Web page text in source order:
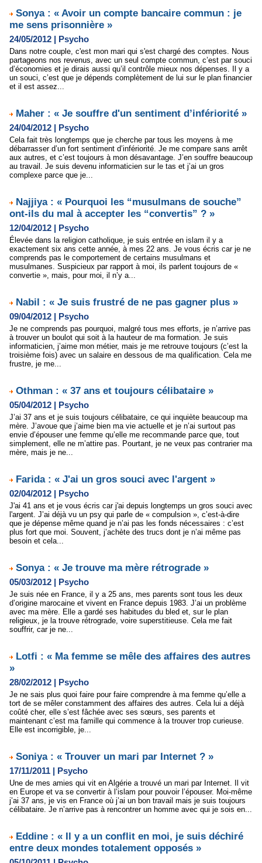
Sonya : « Avoir un compte bancaire commun : je
me sens prisonnière »
24/05/2012 | Psycho
Dans notre couple, c'est mon mari qui s'est chargé des comptes. Nous
partageons nos revenus, avec un seul compte commun, c’est par souci
d’économies et je dirais aussi qu’il contrôle mieux nos dépenses. Il y a
un souci, c’est que je dépends complètement de lui sur le plan financier
et il est assez...
Maher : « Je souffre d'un sentiment d’infériorité »
24/04/2012 | Psycho
Cela fait très longtemps que je cherche par tous les moyens à me
débarrasser d’un fort sentiment d’infériorité. Je me compare sans arrêt
aux autres, et c’est toujours à mon désavantage. J’en souffre beaucoup
au travail. Je suis devenu informaticien sur le tas et j’ai un gros
complexe parce que je...
Najjiya : « Pourquoi les “musulmans de souche”
ont-ils du mal à accepter les “convertis” ? »
12/04/2012 | Psycho
Élevée dans la religion catholique, je suis entrée en islam il y a
exactement six ans cette année, à mes 22 ans. Je vous écris car je ne
comprends pas le comportement de certains musulmans et
musulmanes. Suspicieux par rapport à moi, ils parlent toujours de «
convertie », mais, pour moi, il n’y a...
Nabil : « Je suis frustré de ne pas gagner plus »
09/04/2012 | Psycho
Je ne comprends pas pourquoi, malgré tous mes efforts, je n’arrive pas
à trouver un boulot qui soit à la hauteur de ma formation. Je suis
informaticien, j’aime mon métier, mais je me retrouve toujours (c’est la
troisième fois) avec un salaire en dessous de ma qualification. Cela me
frustre, je me...
Othman : « 37 ans et toujours célibataire »
05/04/2012 | Psycho
J’ai 37 ans et je suis toujours célibataire, ce qui inquiète beaucoup ma
mère. J’avoue que j’aime bien ma vie actuelle et je n’ai surtout pas
envie d’épouser une femme qu’elle me recommande parce que, tout
simplement, elle ne m’attire pas. Pourtant, je ne veux pas contrarier ma
mère, mais je ne...
Farida : « J'ai un gros souci avec l'argent »
02/04/2012 | Psycho
J'ai 41 ans et je vous écris car j'ai depuis longtemps un gros souci avec
l'argent. J’ai déjà vu un psy qui parle de « compulsion », c’est-à-dire
que je dépense même quand je n’ai pas les fonds nécessaires : c’est
plus fort que moi. Souvent, j’achète des trucs dont je n’ai même pas
besoin et cela...
Sonya : « Je trouve ma mère rétrograde »
05/03/2012 | Psycho
Je suis née en France, il y a 25 ans, mes parents sont tous les deux
d’origine marocaine et vivent en France depuis 1983. J’ai un problème
avec ma mère. Elle a gardé ses habitudes du bled et, sur le plan
religieux, je la trouve rétrograde, voire superstitieuse. Cela me fait
souffrir, car je ne...
Lotfi : « Ma femme se mêle des affaires des autres
»
28/02/2012 | Psycho
Je ne sais plus quoi faire pour faire comprendre à ma femme qu’elle a
tort de se mêler constamment des affaires des autres. Cela lui a déjà
coûté cher, elle s’est fâchée avec ses sœurs, ses parents et
maintenant c’est ma famille qui commence à la trouver trop curieuse.
Elle est incorrigible, je...
Soniya : « Trouver un mari par Internet ? »
17/11/2011 | Psycho
Une de mes amies qui vit en Algérie a trouvé un mari par Internet. Il vit
en Europe et va se convertir à l’islam pour pouvoir l’épouser. Moi-même
j’ai 37 ans, je vis en France où j’ai un bon travail mais je suis toujours
célibataire. Je n’arrive pas à rencontrer un homme avec qui je sois en...
Eddine : « Il y a un conflit en moi, je suis déchiré
entre deux mondes totalement opposés »